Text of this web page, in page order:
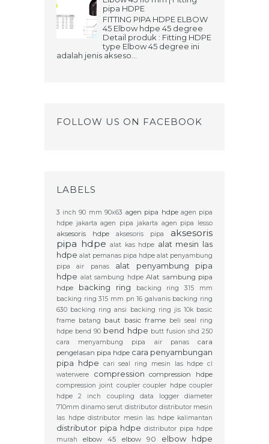
pipa HDPE
FITTING PIPA HDPE ELBOW
45 Elbow hdpe 45 degree
Detail produk : Fitting HDPE
type Elbow 45 degree ini
adalah jenis akseso...
FOLLOW US ON FACEBOOK
LABELS
3 inch 90 mm 90x63 agen pipa hdpe agen pipa
hdpe jakarta agen pipa jakarta agen pipa lesso
aksesoris hdpe aksesoris pipa
aksesoris
pipa hdpe alat kas hdpe alat mesin las
hdpe alat pemanas pipa hdpe alat penyambung
pipa air panas
alat penyambung pipa
hdpe alat sambung hdpe Alat sambung pipa
hdpe
backing ring
backing ring 315 mm
backing ring 315 mm pn 16 galvanis backing ring
630 backing ring ansi backing ring jis 10k basic
frame batang baut basic frame beli seal ring
hdpe bend 90 bend hdpe butt fusion shd 250
cara menyambung pipa air panas
cara
pengelasan pipa hdpe cara penyambungan
pipa hdpe
cari seal ring mesin las hdpe cl
waterwere
compression compression hdpe
compression joint coupler coupler hdpe coupler
hdpe 2 inch
coupling data logger
diameter
710mm dinamo serut distributor distributor mesin
las hdpe distributor mesin las hdpe kalimantan
distributor pipa hdpe distributor pipa hdpe
murah
elbow 45 elbow 90 elbow hdpe